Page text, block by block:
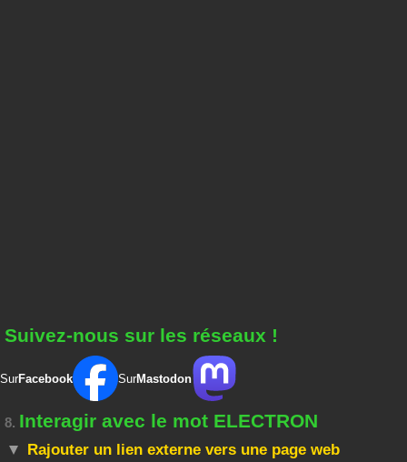
Suivez-nous sur les réseaux !
SurFacebook SurMastodon
8. Interagir avec le mot ELECTRON
Rajouter un lien externe vers une page web